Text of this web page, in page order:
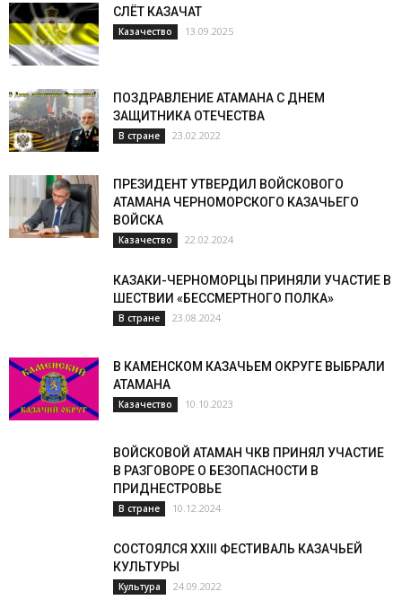
СЛЁТ КАЗАЧАТ
Казачество 13.09.2025
ПОЗДРАВЛЕНИЕ АТАМАНА С ДНЕМ
ЗАЩИТНИКА ОТЕЧЕСТВА
В стране 23.02.2022
ПРЕЗИДЕНТ УТВЕРДИЛ ВОЙСКОВОГО
АТАМАНА ЧЕРНОМОРСКОГО КАЗАЧЬЕГО
ВОЙСКА
Казачество 22.02.2024
КАЗАКИ-ЧЕРНОМОРЦЫ ПРИНЯЛИ УЧАСТИЕ В
ШЕСТВИИ «БЕССМЕРТНОГО ПОЛКА»
В стране 23.08.2024
В КАМЕНСКОМ КАЗАЧЬЕМ ОКРУГЕ ВЫБРАЛИ
АТАМАНА
Казачество 10.10.2023
ВОЙСКОВОЙ АТАМАН ЧКВ ПРИНЯЛ УЧАСТИЕ
В РАЗГОВОРЕ О БЕЗОПАСНОСТИ В
ПРИДНЕСТРОВЬЕ
В стране 10.12.2024
СОСТОЯЛСЯ XXIII ФЕСТИВАЛЬ КАЗАЧЬЕЙ
КУЛЬТУРЫ
Культура 24.09.2022